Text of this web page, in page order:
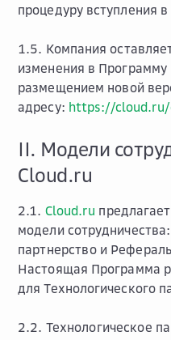
процедуру вступления
1.5. Компания
изменения в
размещением новой
адресу: https://cloud.ru/
II. Модели
Cloud.ru
2.1. Cloud.ru
модели
партнерство и
Настоящая Программа
для Технологического
2.2. Технологическое